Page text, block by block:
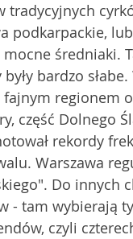
tradycyjnych
podkarpackie,
średniaki.
bardzo słabe.
regionem
część Dolnego
rekordy
Warszawa
Do innych
- tam wybierają
czyli